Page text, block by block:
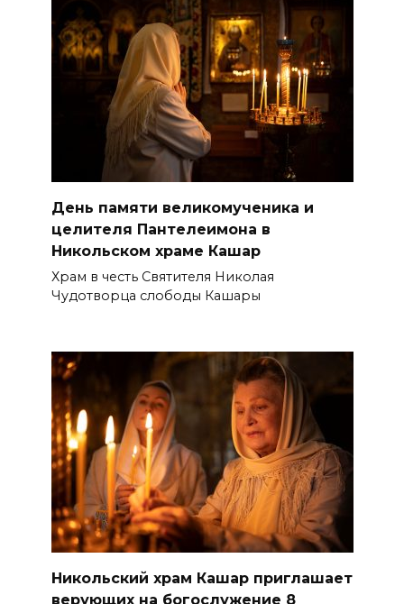
День памяти великомученика и
целителя Пантелеимона в
Никольском храме Кашар
Храм в честь Святителя Николая
Чудотворца слободы Кашары
Никольский храм Кашар приглашает
верующих на богослужение 8